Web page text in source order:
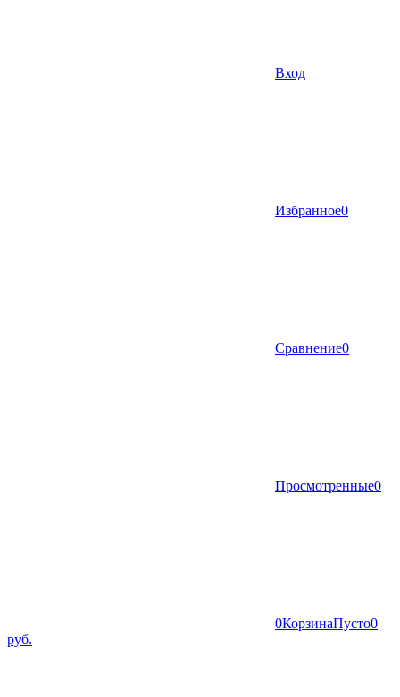
Вход
Избранное0
Сравнение0
Просмотренные0
0КорзинаПусто0
руб.